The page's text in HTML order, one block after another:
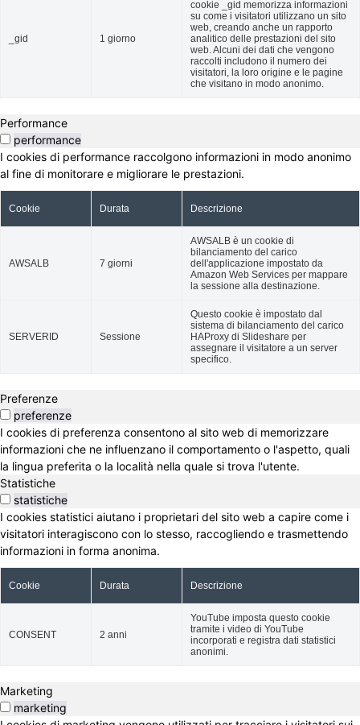
_gid 1 giorno
cookie _gid memorizza informazioni
su come i visitatori utilizzano un sito
web, creando anche un rapporto
analitico delle prestazioni del sito
web. Alcuni dei dati che vengono
raccolti includono il numero dei
visitatori, la loro origine e le pagine
che visitano in modo anonimo.
Performance
performance
I cookies di performance raccolgono informazioni in modo anonimo
al fine di monitorare e migliorare le prestazioni.
Cookie Durata Descrizione
AWSALB 7 giorni
AWSALB è un cookie di
bilanciamento del carico
dell'applicazione impostato da
Amazon Web Services per mappare
la sessione alla destinazione.
SERVERID Sessione
Questo cookie è impostato dal
sistema di bilanciamento del carico
HAProxy di Slideshare per
assegnare il visitatore a un server
specifico.
Preferenze
preferenze
I cookies di preferenza consentono al sito web di memorizzare
informazioni che ne influenzano il comportamento o l'aspetto, quali
la lingua preferita o la località nella quale si trova l'utente.
Statistiche
statistiche
I cookies statistici aiutano i proprietari del sito web a capire come i
visitatori interagiscono con lo stesso, raccogliendo e trasmettendo
informazioni in forma anonima.
Cookie Durata Descrizione
CONSENT 2 anni
YouTube imposta questo cookie
tramite i video di YouTube
incorporati e registra dati statistici
anonimi.
Marketing
marketing